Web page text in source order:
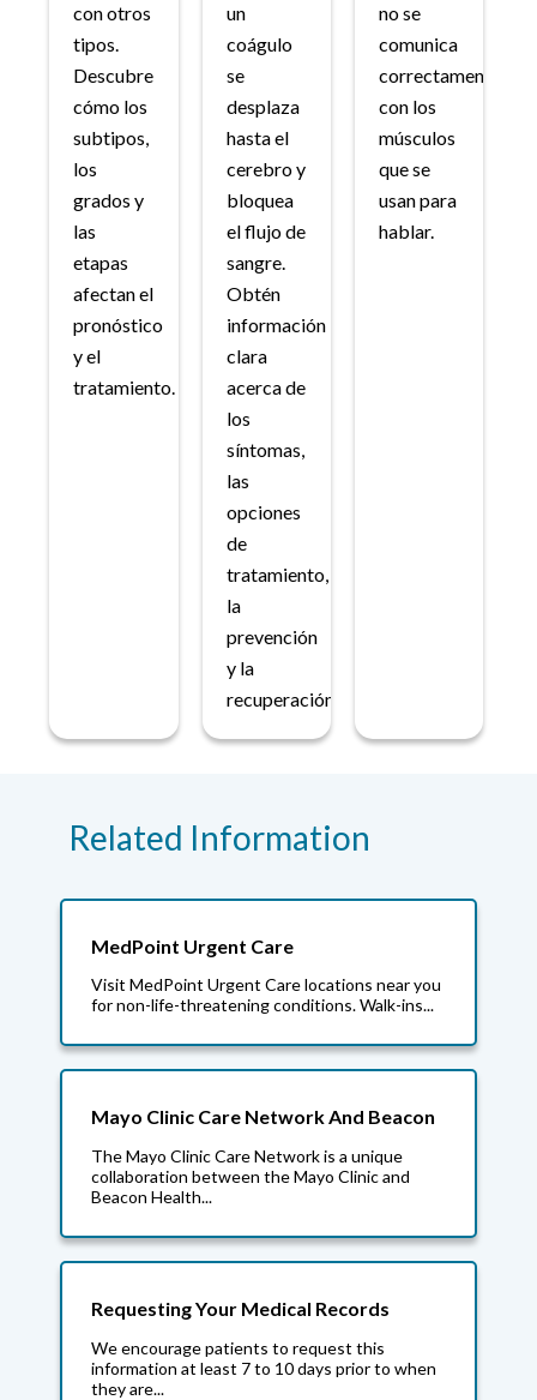
con otros
tipos.
Descubre
cómo los
subtipos,
los
grados y
las
etapas
afectan el
pronóstico
y el
tratamiento.
un
coágulo
se
desplaza
hasta el
cerebro y
bloquea
el flujo de
sangre.
Obtén
información
clara
acerca de
los
síntomas,
las
opciones
de
tratamiento,
la
prevención
y la
recuperación.
no se
comunica
correctamente
con los
músculos
que se
usan para
hablar.
Related Information
MedPoint Urgent Care
Visit MedPoint Urgent Care locations near you
for non-life-threatening conditions. Walk-ins...
Mayo Clinic Care Network And Beacon
The Mayo Clinic Care Network is a unique
collaboration between the Mayo Clinic and
Beacon Health...
Requesting Your Medical Records
We encourage patients to request this
information at least 7 to 10 days prior to when
they are...